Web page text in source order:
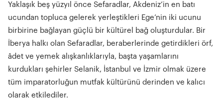
Yaklaşık beş yüzyıl önce Sefaradlar, Akdeniz’in en batı
ucundan topluca gelerek yerleştikleri Ege’nin iki ucunu
birbirine bağlayan güçlü bir kültürel bağ oluşturdular. Bir
İberya halkı olan Sefaradlar, beraberlerinde getirdikleri örf,
âdet ve yemek alışkanlıklarıyla, başta yaşamlarını
kurdukları şehirler Selanik, İstanbul ve İzmir olmak üzere
tüm imparatorluğun mutfak kültürünü derinden ve kalıcı
olarak etkilediler.